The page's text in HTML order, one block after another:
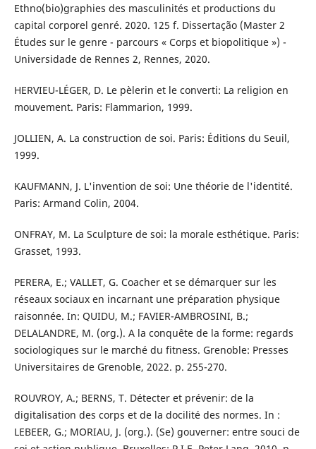
Ethno(bio)graphies des masculinités et productions du
capital corporel genré. 2020. 125 f. Dissertação (Master 2
Études sur le genre - parcours « Corps et biopolitique ») -
Universidade de Rennes 2, Rennes, 2020.
HERVIEU-LÉGER, D. Le pèlerin et le converti: La religion en
mouvement. Paris: Flammarion, 1999.
JOLLIEN, A. La construction de soi. Paris: Éditions du Seuil,
1999.
KAUFMANN, J. L'invention de soi: Une théorie de l'identité.
Paris: Armand Colin, 2004.
ONFRAY, M. La Sculpture de soi: la morale esthétique. Paris:
Grasset, 1993.
PERERA, E.; VALLET, G. Coacher et se démarquer sur les
réseaux sociaux en incarnant une préparation physique
raisonnée. In: QUIDU, M.; FAVIER-AMBROSINI, B.;
DELALANDRE, M. (org.). A la conquête de la forme: regards
sociologiques sur le marché du fitness. Grenoble: Presses
Universitaires de Grenoble, 2022. p. 255-270.
ROUVROY, A.; BERNS, T. Détecter et prévenir: de la
digitalisation des corps et de la docilité des normes. In :
LEBEER, G.; MORIAU, J. (org.). (Se) gouverner: entre souci de